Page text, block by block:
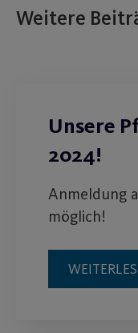
Weitere
Unsere
2024!
Anmeldung
möglich!